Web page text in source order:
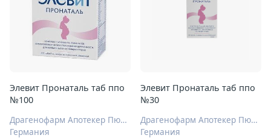
Элевит Пронаталь таб ппо
№100
Драгенофарм Апотекер Пюшль ГмбХ
Германия
Элевит Пронаталь таб ппо
№30
Драгенофарм Апотекер Пюшль ГмбХ
Германия